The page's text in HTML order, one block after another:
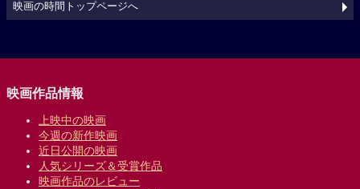
映画の時間トップページへ
映画作品情報
上映中の映画
今週の新作映画
近日公開の映画
人気シリーズ＆受賞作品
映画作品のレビュー